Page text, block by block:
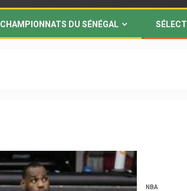
CHAMPIONNATS DU SÉNÉGAL
NBA